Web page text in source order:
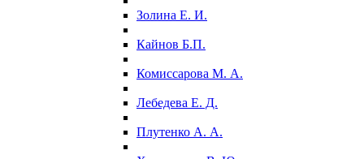
Золина Е. И.
Кайнов Б.П.
Комиссарова М. А.
Лебедева Е. Д.
Плутенко А. А.